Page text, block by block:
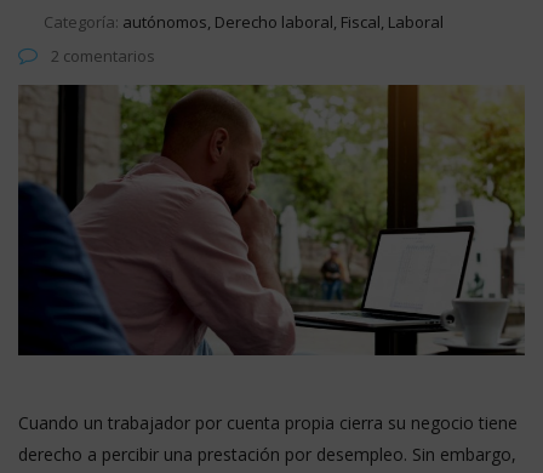
Categoría: autónomos, Derecho laboral, Fiscal, Laboral
2 comentarios
Cuando un trabajador por cuenta propia cierra su negocio tiene
derecho a percibir una prestación por desempleo. Sin embargo,